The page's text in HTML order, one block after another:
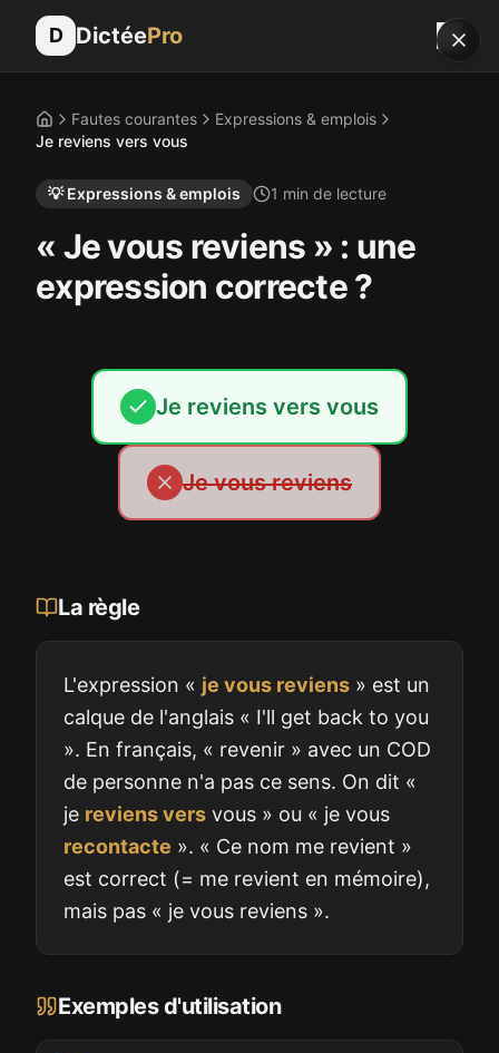
D DictéePro
AccueilFautes courantes
Expressions & emplois
Je reviens vers vous
💡 Expressions & emplois 1 min de lecture
« Je vous reviens » : une
expression correcte ?
Je reviens vers vous
Je vous reviens
La règle
L'expression « je vous reviens » est un
calque de l'anglais « I'll get back to you
». En français, « revenir » avec un COD
de personne n'a pas ce sens. On dit «
je reviens vers vous » ou « je vous
recontacte ». « Ce nom me revient »
est correct (= me revient en mémoire),
mais pas « je vous reviens ».
Exemples d'utilisation